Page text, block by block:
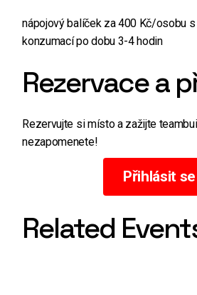
nápojový balíček za 400 Kč/osobu
konzumací po dobu 3-4 hodin
Rezervace a
Rezervujte si místo a zažijte
nezapomenete!
Přihlásit se
Related